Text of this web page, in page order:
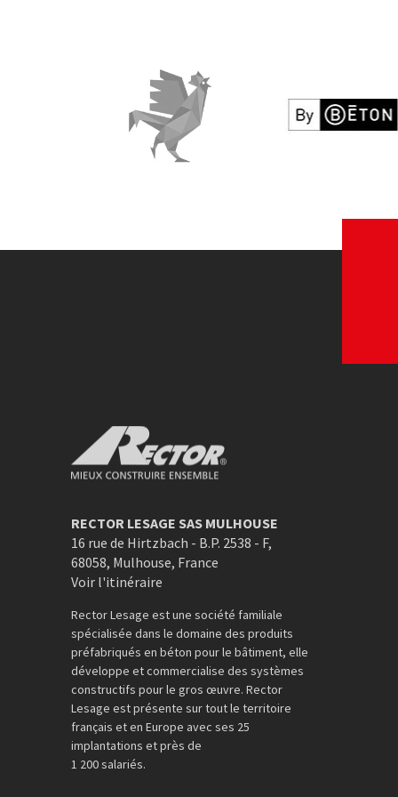
Voir le site web Voir le site
Rector Mieux construire ensemble
RECTOR LESAGE SAS MULHOUSE
16 rue de Hirtzbach - B.P. 2538 - F,
68058, Mulhouse, France
Voir l'itinéraire
Rector Lesage est une société familiale
spécialisée dans le domaine des produits
préfabriqués en béton pour le bâtiment, elle
développe et commercialise des systèmes
constructifs pour le gros œuvre. Rector
Lesage est présente sur tout le territoire
français et en Europe avec ses 25
implantations et près de
1 200 salariés.